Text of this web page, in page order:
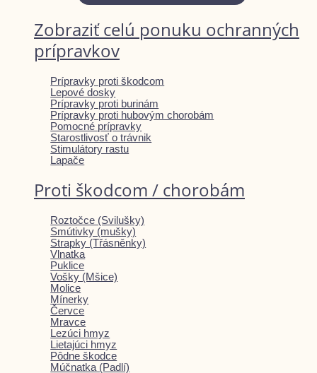
Zobraziť celú ponuku ochranných
prípravkov
Prípravky proti škodcom
Lepové dosky
Prípravky proti burinám
Prípravky proti hubovým chorobám
Pomocné prípravky
Starostlivosť o trávnik
Stimulátory rastu
Lapače
Proti škodcom / chorobám
Roztočce (Svilušky)
Smútivky (mušky)
Strapky (Třásněnky)
Vlnatka
Puklice
Vošky (Mšice)
Molice
Mínerky
Červce
Mravce
Lezúci hmyz
Lietajúci hmyz
Pôdne škodce
Múčnatka (Padlí)